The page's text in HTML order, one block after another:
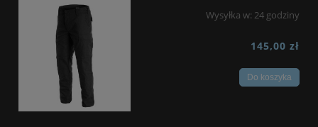
Wysyłka w: 24 godziny
145,00 zł
Do koszyka